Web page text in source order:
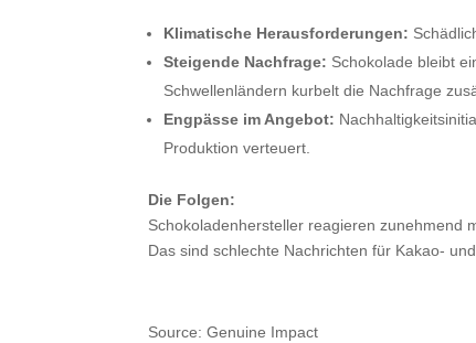
Klimatische Herausforderungen:
Steigende Nachfrage: Schokolade bleibt
Schwellenländern kurbelt die Nachfrage
Engpässe im Angebot:
Produktion verteuert.
Die Folgen:
Schokoladenhersteller reagieren zunehmend
Das sind schlechte Nachrichten für Kakao-
Source: Genuine Impact